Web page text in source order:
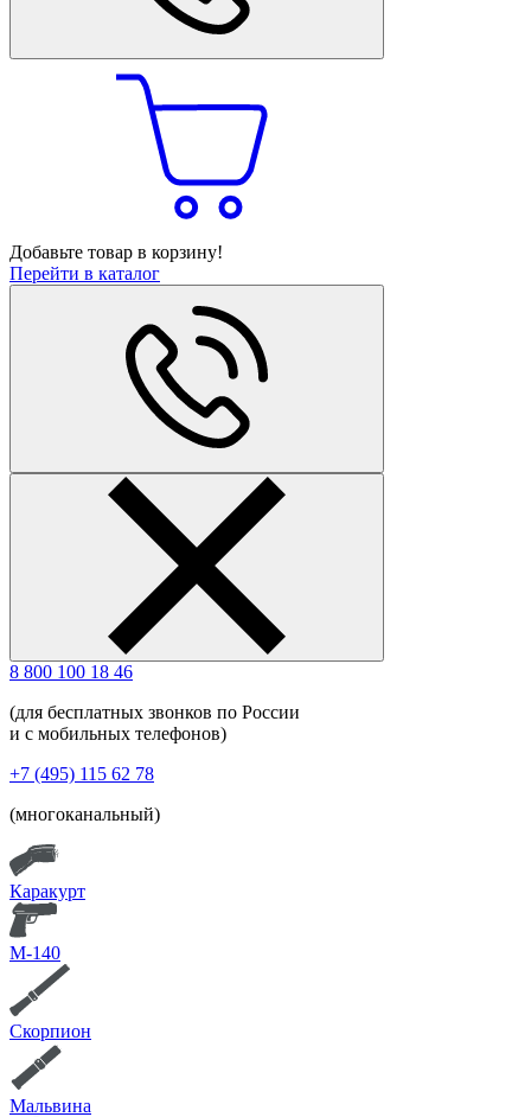
Добавьте товар в корзину!
Перейти в каталог
8 800 100 18 46
(для бесплатных звонков по России
и с мобильных телефонов)
+7 (495) 115 62 78
(многоканальный)
Каракурт
М-140
Скорпион
Мальвина